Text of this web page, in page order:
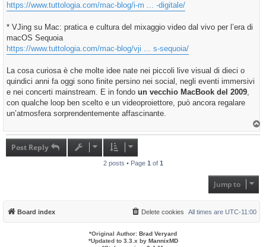
https://www.tuttologia.com/mac-blog/i-m ... -digitale/
* VJing su Mac: pratica e cultura del mixaggio video dal vivo per l’era di
macOS Sequoia
https://www.tuttologia.com/mac-blog/vji ... s-sequoia/
La cosa curiosa è che molte idee nate nei piccoli live visual di dieci o
quindici anni fa oggi sono finite persino nei social, negli eventi immersivi
e nei concerti mainstream. E in fondo un vecchio MacBook del 2009,
con qualche loop ben scelto e un videoproiettore, può ancora regalare
un’atmosfera sorprendentemente affascinante.
Post Reply
2 posts • Page 1 of 1
Jump to
Board index All times are UTC-11:00
Delete cookies
*Original Author: Brad Veryard
*Updated to 3.3.x by MannixMD